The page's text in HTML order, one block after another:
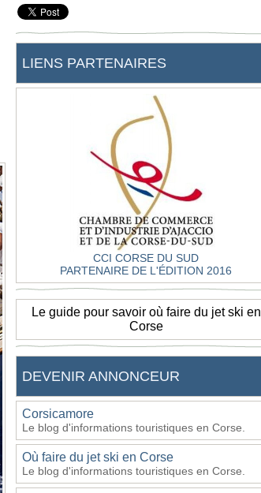
LIENS PARTENAIRES
CCI CORSE DU SUD
PARTENAIRE DE L'ÉDITION 2016
Le guide pour savoir où faire du jet ski en
Corse
DEVENIR ANNONCEUR
Corsicamore
Le blog d'informations touristiques en Corse.
Où faire du jet ski en Corse
Le blog d'informations touristiques en Corse.